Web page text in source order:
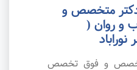
متخصص و
و روان (
و فوق تخصص